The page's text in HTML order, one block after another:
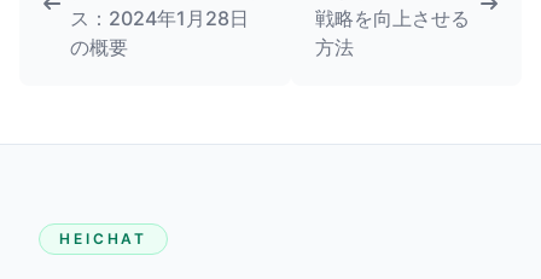
ス：2024年1月28日
の概要
戦略を向上させる
方法
HEICHAT